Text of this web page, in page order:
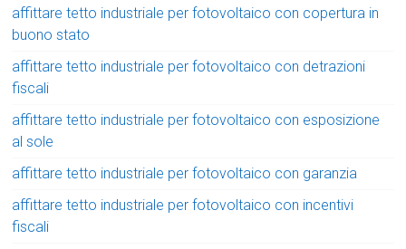
affittare tetto industriale per fotovoltaico con copertura in
buono stato
affittare tetto industriale per fotovoltaico con detrazioni
fiscali
affittare tetto industriale per fotovoltaico con esposizione
al sole
affittare tetto industriale per fotovoltaico con garanzia
affittare tetto industriale per fotovoltaico con incentivi
fiscali